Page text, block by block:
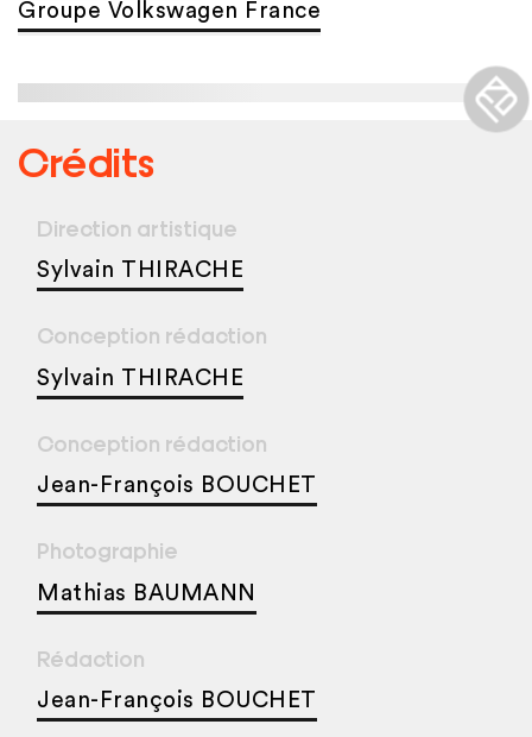
Groupe Volkswagen France
Crédits
Direction artistique
Sylvain THIRACHE
Conception rédaction
Sylvain THIRACHE
Conception rédaction
Jean-François BOUCHET
Photographie
Mathias BAUMANN
Rédaction
Jean-François BOUCHET